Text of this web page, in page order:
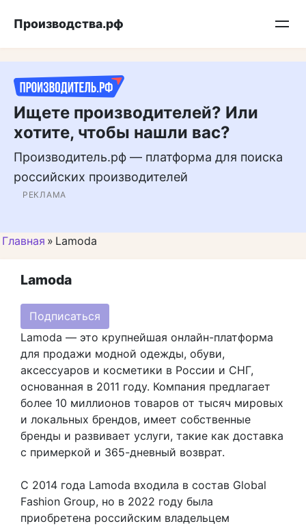
Подписывайтесь на нас в MAX
Производства.рф
Ищете производителей? Или
хотите, чтобы нашли вас?
Производитель.рф — платформа для поиска
российских производителей
РЕКЛАМА
Главная » Lamoda
Lamoda
Подписаться
Lamoda — это крупнейшая онлайн-платформа
для продажи модной одежды, обуви,
аксессуаров и косметики в России и СНГ,
основанная в 2011 году. Компания предлагает
более 10 миллионов товаров от тысяч мировых
и локальных брендов, имеет собственные
бренды и развивает услуги, такие как доставка
с примеркой и 365-дневный возврат.
С 2014 года Lamoda входила в состав Global
Fashion Group, но в 2022 году была
приобретена российским владельцем